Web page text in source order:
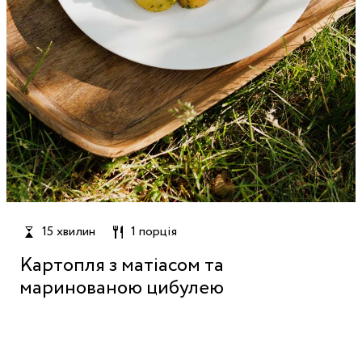
15 хвилин 1 порція
Картопля з матіасом та
маринованою цибулею